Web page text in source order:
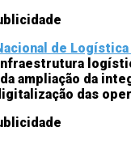
de Logística
ampliação da
das